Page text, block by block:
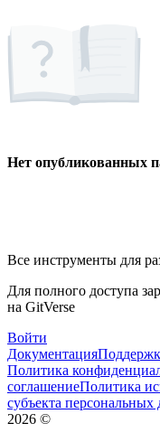
Нет опубликованных
Все инструменты для
Для полного доступа
на GitVerse
Войти
Документация
Политика
соглашениеПолитика
субъекта
2026 ©